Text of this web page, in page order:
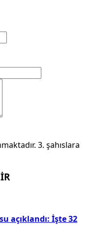
3. şahıslara
açıklandı: İşte 32